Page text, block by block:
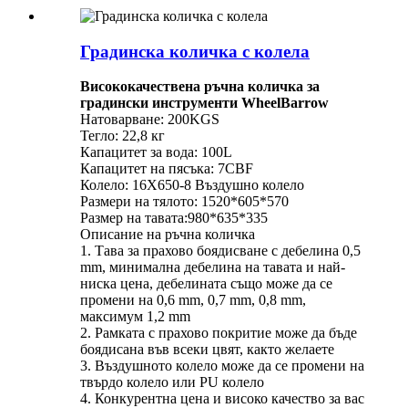
Градинска количка с колела
Висококачествена ръчна количка за
градински инструменти WheelBarrow
Натоварване: 200KGS
Тегло: 22,8 кг
Капацитет за вода: 100L
Капацитет на пясъка: 7CBF
Колело: 16X650-8 Въздушно колело
Размери на тялото: 1520*605*570
Размер на тавата:980*635*335
Описание на ръчна количка
1. Тава за прахово боядисване с дебелина 0,5
mm, минимална дебелина на тавата и най-
ниска цена, дебелината също може да се
промени на 0,6 mm, 0,7 mm, 0,8 mm,
максимум 1,2 mm
2. Рамката с прахово покритие може да бъде
боядисана във всеки цвят, както желаете
3. Въздушното колело може да се промени на
твърдо колело или PU колело
4. Конкурентна цена и високо качество за вас